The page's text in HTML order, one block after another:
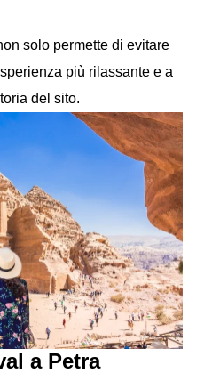
solo permette di evitare
più rilassante e a
del sito.
a Petra